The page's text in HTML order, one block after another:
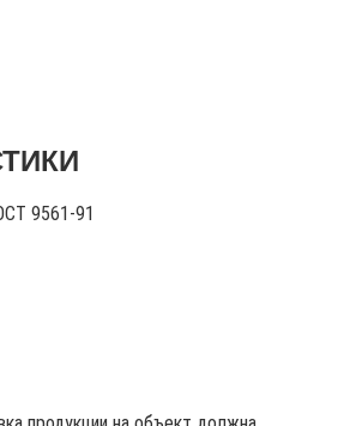
9561-91